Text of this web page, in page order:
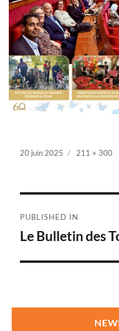
Posted
20 juin 2025
Full
211 × 300
de
l’article
PUBLISHED IN
Le Bulletin des